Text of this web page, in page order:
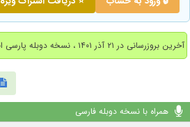
آخرین بروزرسانی در ۲۱ آذر ۱۴۰۱ ، نسخه دوبله پارسی اضافه شد
همراه با نسخه دوبله فارسی